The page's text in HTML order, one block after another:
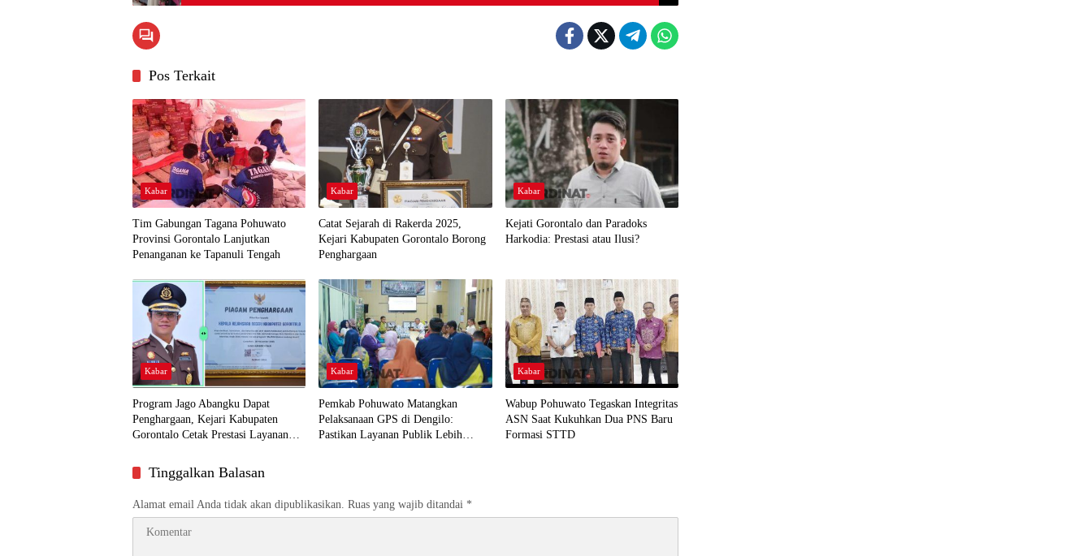
Pos Terkait
Kabar
Tim Gabungan Tagana Pohuwato
Provinsi Gorontalo Lanjutkan
Penanganan ke Tapanuli Tengah
Kabar
Catat Sejarah di Rakerda 2025,
Kejari Kabupaten Gorontalo Borong
Penghargaan
Kabar
Kejati Gorontalo dan Paradoks
Harkodia: Prestasi atau Ilusi?
Kabar
Program Jago Abangku Dapat
Penghargaan, Kejari Kabupaten
Gorontalo Cetak Prestasi Layanan
Kabar
Pemkab Pohuwato Matangkan
Pelaksanaan GPS di Dengilo:
Pastikan Layanan Publik Lebih
Kabar
Wabup Pohuwato Tegaskan Integritas
ASN Saat Kukuhkan Dua PNS Baru
Formasi STTD
Tinggalkan Balasan
Alamat email Anda tidak akan dipublikasikan. Ruas yang wajib ditandai *